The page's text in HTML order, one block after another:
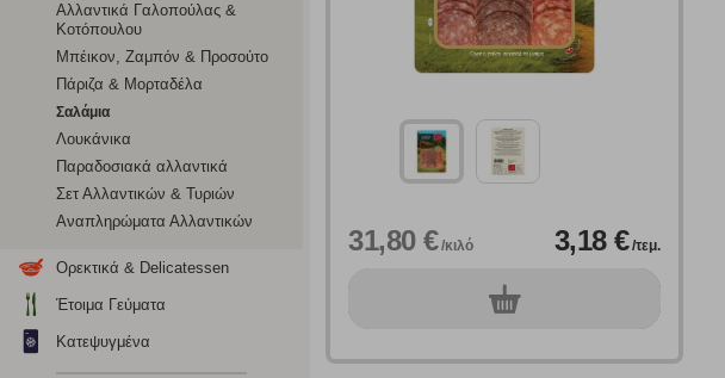
Αλλαντικά Γαλοπούλας &
Κοτόπουλου
Μπέικον, Ζαμπόν & Προσούτο
Πάριζα & Μορταδέλα
Σαλάμια
Λουκάνικα
Παραδοσιακά αλλαντικά
Σετ Αλλαντικών & Τυριών
Αναπληρώματα Αλλαντικών
Ορεκτικά & Delicatessen
Έτοιμα Γεύματα
Κατεψυγμένα
31,80 €/κιλό 3,18 €/τεμ.
0τεμ.
Πολλαπλή
Ρυθμίσεις Cookies
Ενημέρωση
Κατά την απλή περιήγηση ή/και χρήση του ιστότοπου συλλέγουμε αυτόματα
περιέχουν προσωποποιημένα χαρακτηριστικά που υποδεικνύουν την ταυτότητά
υπολογιστή ή την ηλεκτρονική συσκευή σας, προσθέτοντας λειτουργικότητα στην